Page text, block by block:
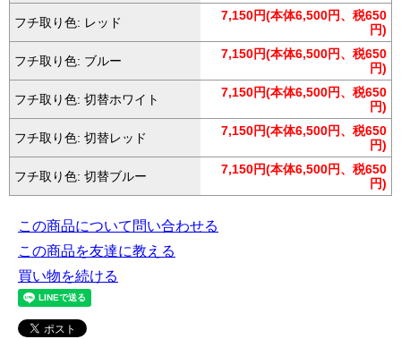
フチ取り色: レッド
7,150円(本体6,500円、税650
円)
フチ取り色: ブルー
7,150円(本体6,500円、税650
円)
フチ取り色: 切替ホワイト
7,150円(本体6,500円、税650
円)
フチ取り色: 切替レッド
7,150円(本体6,500円、税650
円)
フチ取り色: 切替ブルー
7,150円(本体6,500円、税650
円)
この商品について問い合わせる
この商品を友達に教える
買い物を続ける